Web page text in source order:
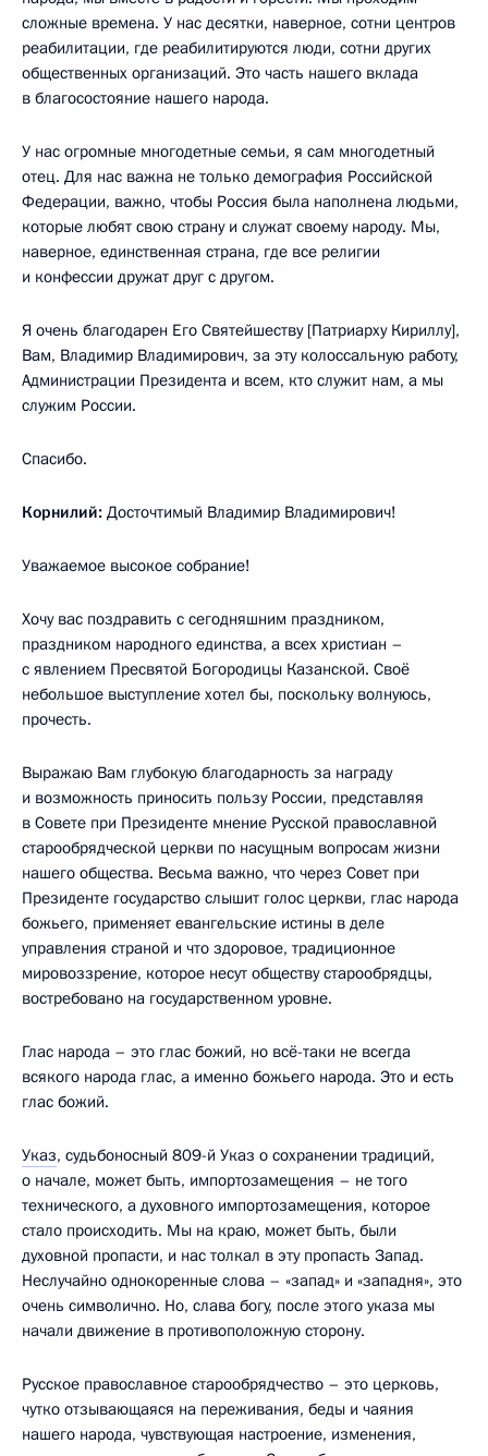
сложные времена. У нас десятки, наверное, сотни центров
реабилитации, где реабилитируются люди, сотни других
общественных организаций. Это часть нашего вклада
в благосостояние нашего народа.
У нас огромные многодетные семьи, я сам многодетный
отец. Для нас важна не только демография Российской
Федерации, важно, чтобы Россия была наполнена людьми,
которые любят свою страну и служат своему народу. Мы,
наверное, единственная страна, где все религии
и конфессии дружат друг с другом.
Я очень благодарен Его Святейшеству [Патриарху Кириллу],
Вам, Владимир Владимирович, за эту колоссальную работу,
Администрации Президента и всем, кто служит нам, а мы
служим России.
Спасибо.
Корнилий: Досточтимый Владимир Владимирович!
Уважаемое высокое собрание!
Хочу вас поздравить с сегодняшним праздником,
праздником народного единства, а всех христиан –
с явлением Пресвятой Богородицы Казанской. Своё
небольшое выступление хотел бы, поскольку волнуюсь,
прочесть.
Выражаю Вам глубокую благодарность за награду
и возможность приносить пользу России, представляя
в Совете при Президенте мнение Русской православной
старообрядческой церкви по насущным вопросам жизни
нашего общества. Весьма важно, что через Совет при
Президенте государство слышит голос церкви, глас народа
божьего, применяет евангельские истины в деле
управления страной и что здоровое, традиционное
мировоззрение, которое несут обществу старообрядцы,
востребовано на государственном уровне.
Глас народа – это глас божий, но всё-таки не всегда
всякого народа глас, а именно божьего народа. Это и есть
глас божий.
Указ, судьбоносный 809-й Указ о сохранении традиций,
о начале, может быть, импортозамещения – не того
технического, а духовного импортозамещения, которое
стало происходить. Мы на краю, может быть, были
духовной пропасти, и нас толкал в эту пропасть Запад.
Неслучайно однокоренные слова – «запад» и «западня», это
очень символично. Но, слава богу, после этого указа мы
начали движение в противоположную сторону.
Русское православное старообрядчество – это церковь,
чутко отзывающаяся на переживания, беды и чаяния
нашего народа, чувствующая настроение, изменения,